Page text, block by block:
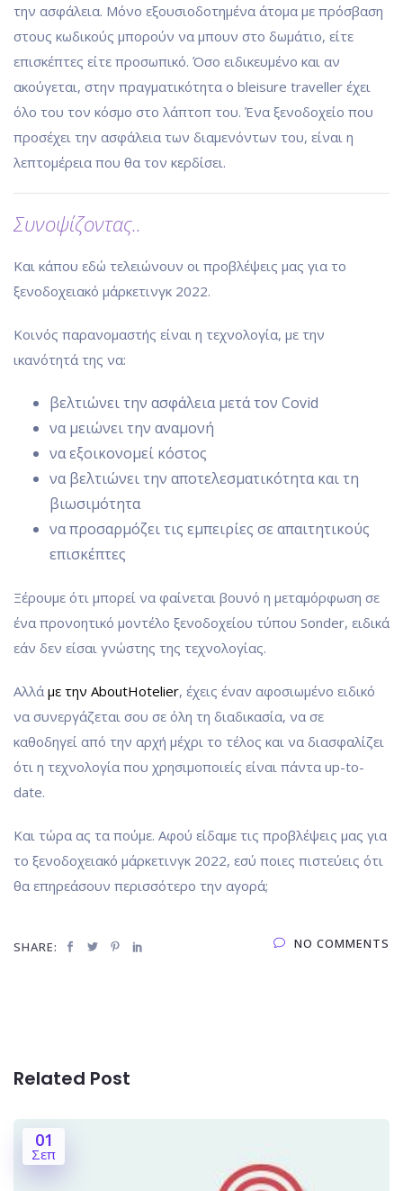
την ασφάλεια. Μόνο εξουσιοδοτημένα άτομα με πρόσβαση
στους κωδικούς μπορούν να μπουν στο δωμάτιο, είτε
επισκέπτες είτε προσωπικό. Όσο ειδικευμένο και αν
ακούγεται, στην πραγματικότητα ο bleisure traveller έχει
όλο του τον κόσμο στο λάπτοπ του. Ένα ξενοδοχείο που
προσέχει την ασφάλεια των διαμενόντων του, είναι η
λεπτομέρεια που θα τον κερδίσει.
Συνοψίζοντας..
Και κάπου εδώ τελειώνουν οι προβλέψεις μας για το
ξενοδοχειακό μάρκετινγκ 2022.
Κοινός παρανομαστής είναι η τεχνολογία, με την
ικανότητά της να:
βελτιώνει την ασφάλεια μετά τον Covid
να μειώνει την αναμονή
να εξοικονομεί κόστος
να βελτιώνει την αποτελεσματικότητα και τη
βιωσιμότητα
να προσαρμόζει τις εμπειρίες σε απαιτητικούς
επισκέπτες
Ξέρουμε ότι μπορεί να φαίνεται βουνό η μεταμόρφωση σε
ένα προνοητικό μοντέλο ξενοδοχείου τύπου Sonder, ειδικά
εάν δεν είσαι γνώστης της τεχνολογίας.
Αλλά με την AboutHotelier, έχεις έναν αφοσιωμένο ειδικό
να συνεργάζεται σου σε όλη τη διαδικασία, να σε
καθοδηγεί από την αρχή μέχρι το τέλος και να διασφαλίζει
ότι η τεχνολογία που χρησιμοποιείς είναι πάντα up-to-
date.
Και τώρα ας τα πούμε. Αφού είδαμε τις προβλέψεις μας για
το ξενοδοχειακό μάρκετινγκ 2022, εσύ ποιες πιστεύεις ότι
θα επηρεάσουν περισσότερο την αγορά;
SHARE: NO COMMENTS
Related Post
01
Σεπ